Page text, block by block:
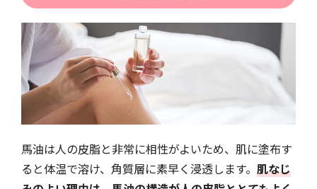
馬油は人の皮脂と非常に相性がよいため、肌に塗布す
ると体温で溶け、角質層に素早く浸透します。 肌なじ